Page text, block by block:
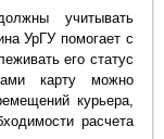
учитывать
УрГУ помогает с
его статус
карту можно
курьера,
расчета